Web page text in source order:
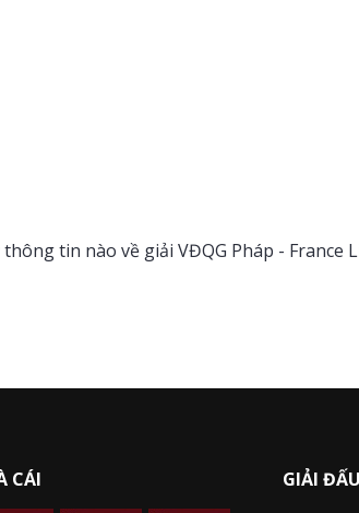
tin nào về giải VĐQG Pháp - France
CÁI GIẢI